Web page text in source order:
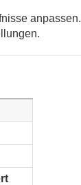
anpassen.